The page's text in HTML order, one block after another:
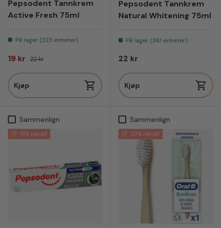
Pepsodent Tannkrem
Active Fresh 75ml
På lager (223 enheter)
Salgspris
19 kr Vanlig pris
22 kr
Kjøp
Pepsodent Tannkrem
Natural Whitening 75ml
På lager (361 enheter)
Vanlig pris
22 kr
Kjøp
Sammenlign
18% rabatt
Sammenlign
20% rabatt